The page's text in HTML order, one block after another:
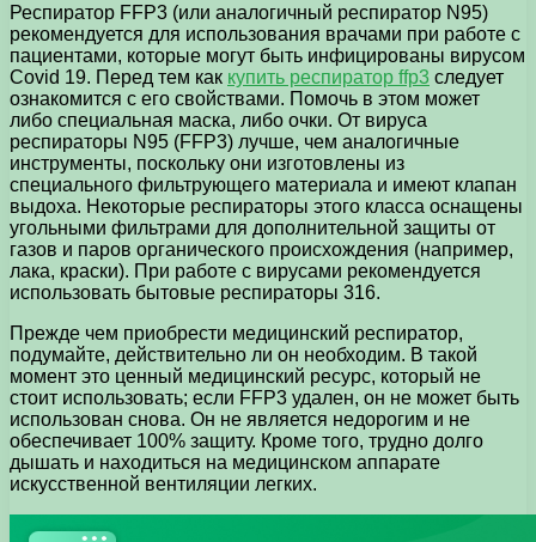
Респиратор FFP3 (или аналогичный респиратор N95)
рекомендуется для использования врачами при работе с
пациентами, которые могут быть инфицированы вирусом
Covid 19. Перед тем как купить респиратор ffp3 следует
ознакомится с его свойствами. Помочь в этом может
либо специальная маска, либо очки. От вируса
респираторы N95 (FFP3) лучше, чем аналогичные
инструменты, поскольку они изготовлены из
специального фильтрующего материала и имеют клапан
выдоха. Некоторые респираторы этого класса оснащены
угольными фильтрами для дополнительной защиты от
газов и паров органического происхождения (например,
лака, краски). При работе с вирусами рекомендуется
использовать бытовые респираторы 316.
Прежде чем приобрести медицинский респиратор,
подумайте, действительно ли он необходим. В такой
момент это ценный медицинский ресурс, который не
стоит использовать; если FFP3 удален, он не может быть
использован снова. Он не является недорогим и не
обеспечивает 100% защиту. Кроме того, трудно долго
дышать и находиться на медицинском аппарате
искусственной вентиляции легких.